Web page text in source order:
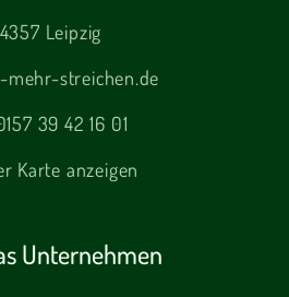
Leipzig
mehr-streichen.de
39 42 16 01
Karte anzeigen
Unternehmen